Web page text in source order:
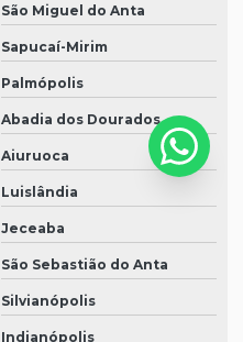
São Miguel do Anta
Sapucaí-Mirim
Palmópolis
Abadia dos Dourados
Aiuruoca
Luislândia
Jeceaba
São Sebastião do Anta
Silvianópolis
Indianópolis